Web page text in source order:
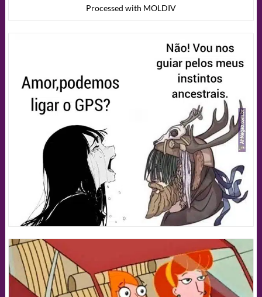
Processed with MOLDIV